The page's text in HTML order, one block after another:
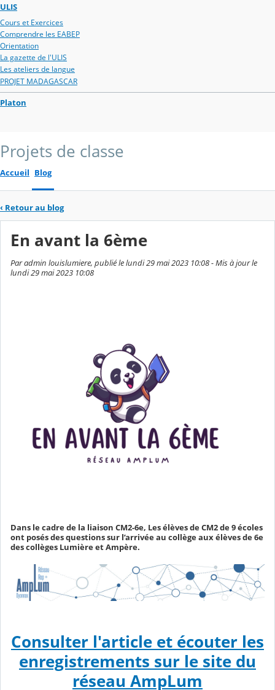
ULIS
Cours et Exercices
Comprendre les EABEP
Orientation
La gazette de l'ULIS
Les ateliers de langue
PROJET MADAGASCAR
Platon
Projets de classe
Accueil Blog
‹ Retour au blog
En avant la 6ème
Par admin louislumiere, publié le lundi 29 mai 2023 10:08 - Mis à jour le
lundi 29 mai 2023 10:08
Dans le cadre de la liaison CM2-6e, Les élèves de CM2 de 9 écoles
ont posés des questions sur l’arrivée au collège aux élèves de 6e
des collèges Lumière et Ampère.
Consulter l'article et écouter les
enregistrements sur le site du
réseau AmpLum